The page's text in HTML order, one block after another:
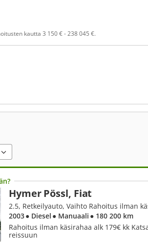
kautta 3 150 € - 238 045 €.
Hymer Pössl, Fiat
2.5, Retkeilyauto, Vaihto Rahoitus ilman
2003● Diesel ● Manuaali ● 180 200 km
Rahoitus ilman käsirahaa alk 179€ kk
reissuun